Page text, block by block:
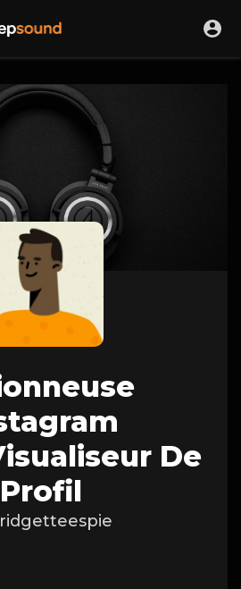
De
Profil